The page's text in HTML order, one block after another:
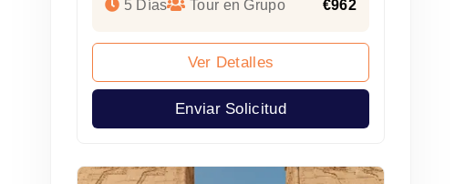
5 Días Tour en Grupo €962
Ver Detalles
Enviar Solicitud